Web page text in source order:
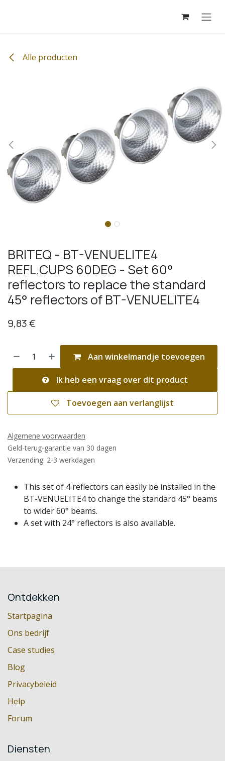
Alle producten
BRITEQ - BT-VENUELITE4
REFL.CUPS 60DEG - Set 60°
reflectors to replace the standard
45° reflectors of BT-VENUELITE4
9,83€
Aan winkelmandje toevoegen
Ik heb een vraag over dit product
Toevoegen aan verlanglijst
Algemene voorwaarden
Geld-terug-garantie van 30 dagen
Verzending: 2-3 werkdagen
This set of 4 reflectors can easily be installed in the
BT-VENUELITE4 to change the standard 45° beams
to wider 60° beams.
A set with 24° reflectors is also available.
Ontdekken
Startpagina
Ons bedrijf
Case studies
Blog
Privacybeleid
Help
Forum
Diensten